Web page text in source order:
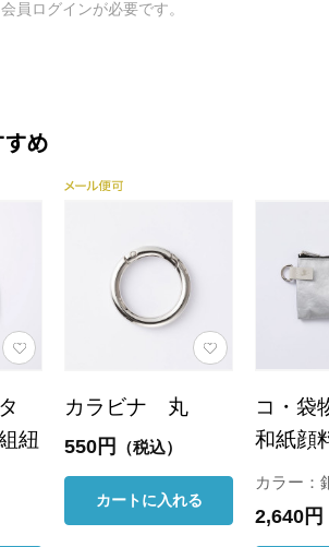
員ログインが必要です。
め
紐
カラビナ 丸
550円 （税込）
カートに入れる
コ・
和紙顔
カラー：
2,640円